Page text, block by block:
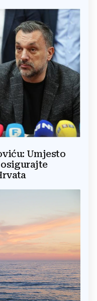
Umjesto